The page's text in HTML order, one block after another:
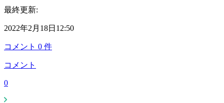
最終更新:
2022年2月18日12:50
コメント 0 件
コメント
0